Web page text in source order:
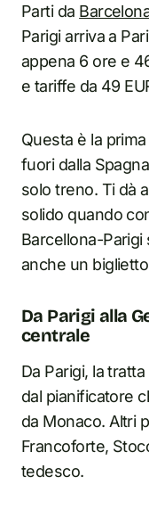
Parti da
Parigi arriva a
appena 6 ore e
e tariffe da 49
Questa è la
fuori dalla
solo treno. Ti dà
solido quando
Barcellona-
anche un
Da Parigi alla
centrale
Da Parigi, la
dal pianificatore
da Monaco. Altri
Francoforte,
tedesco.